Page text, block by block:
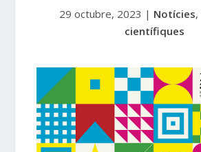
29 octubre, 2023 | Notícies,
científiques